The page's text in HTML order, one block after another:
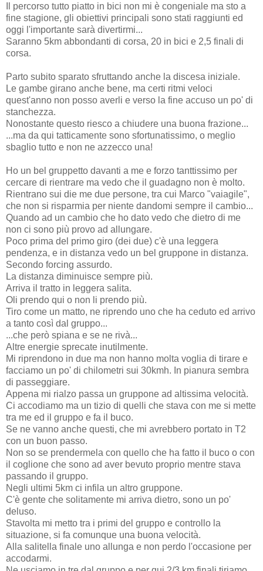
Il percorso tutto piatto in bici non mi è congeniale ma sto a
fine stagione, gli obiettivi principali sono stati raggiunti ed
oggi l'importante sarà divertirmi...
Saranno 5km abbondanti di corsa, 20 in bici e 2,5 finali di
corsa.
Parto subito sparato sfruttando anche la discesa iniziale.
Le gambe girano anche bene, ma certi ritmi veloci
quest'anno non posso averli e verso la fine accuso un po' di
stanchezza.
Nonostante questo riesco a chiudere una buona frazione...
...ma da qui tatticamente sono sfortunatissimo, o meglio
sbaglio tutto e non ne azzecco una!
Ho un bel gruppetto davanti a me e forzo tanttissimo per
cercare di rientrare ma vedo che il guadagno non è molto.
Rientrano sui die me due persone, tra cui Marco "vaiagile",
che non si risparmia per niente dandomi sempre il cambio...
Quando ad un cambio che ho dato vedo che dietro di me
non ci sono più provo ad allungare.
Poco prima del primo giro (dei due) c'è una leggera
pendenza, e in distanza vedo un bel gruppone in distanza.
Secondo forcing assurdo.
La distanza diminuisce sempre più.
Arriva il tratto in leggera salita.
Oli prendo qui o non li prendo più.
Tiro come un matto, ne riprendo uno che ha ceduto ed arrivo
a tanto così dal gruppo...
...che però spiana e se ne rivà...
Altre energie sprecate inutilmente.
Mi riprendono in due ma non hanno molta voglia di tirare e
facciamo un po' di chilometri sui 30kmh. In pianura sembra
di passeggiare.
Appena mi rialzo passa un gruppone ad altissima velocità.
Ci accodiamo ma un tizio di quelli che stava con me si mette
tra me ed il gruppo e fa il buco.
Se ne vanno anche questi, che mi avrebbero portato in T2
con un buon passo.
Non so se prendermela con quello che ha fatto il buco o con
il coglione che sono ad aver bevuto proprio mentre stava
passando il gruppo.
Negli ultimi 5km ci infila un altro gruppone.
C'è gente che solitamente mi arriva dietro, sono un po'
deluso.
Stavolta mi metto tra i primi del gruppo e controllo la
situazione, si fa comunque una buona velocità.
Alla salitella finale uno allunga e non perdo l'occasione per
accodarmi.